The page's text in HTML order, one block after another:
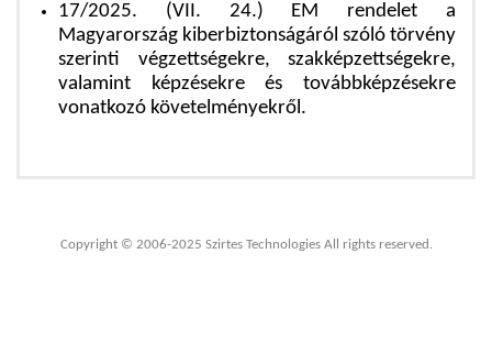
17/2025. (VII. 24.) EM rendelet a
Magyarország kiberbiztonságáról szóló törvény
szerinti végzettségekre, szakképzettségekre,
valamint képzésekre és továbbképzésekre
vonatkozó követelményekről.
Copyright © 2006-2025 Szirtes Technologies All rights reserved.